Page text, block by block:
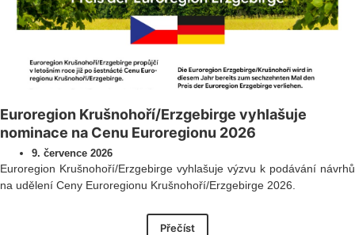
Euroregion Krušnohoří/Erzgebirge vyhlašuje
nominace na Cenu Euroregionu 2026
9. července 2026
Euroregion Krušnohoří/Erzgebirge vyhlašuje výzvu k podávání návrhů
na udělení Ceny Euroregionu Krušnohoří/Erzgebirge 2026.
Přečíst